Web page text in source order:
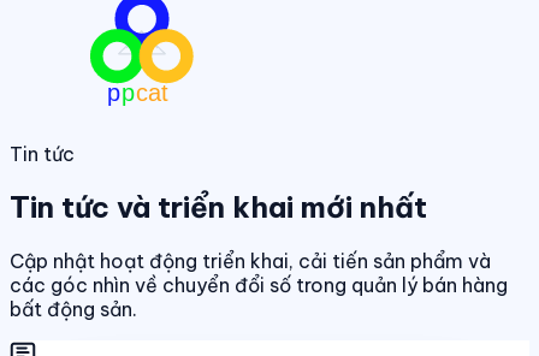
Tin tức
Tin tức và triển khai mới nhất
Cập nhật hoạt động triển khai, cải tiến sản phẩm và
các góc nhìn về chuyển đổi số trong quản lý bán hàng
bất động sản.